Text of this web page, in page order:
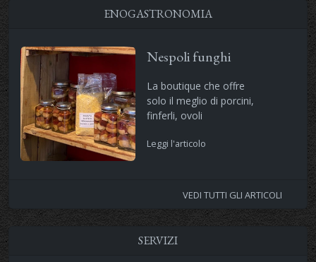
ENOGASTRONOMIA
Nespoli funghi
La boutique che offre
solo il meglio di porcini,
finferli, ovoli
Leggi l'articolo
VEDI TUTTI GLI ARTICOLI
SERVIZI